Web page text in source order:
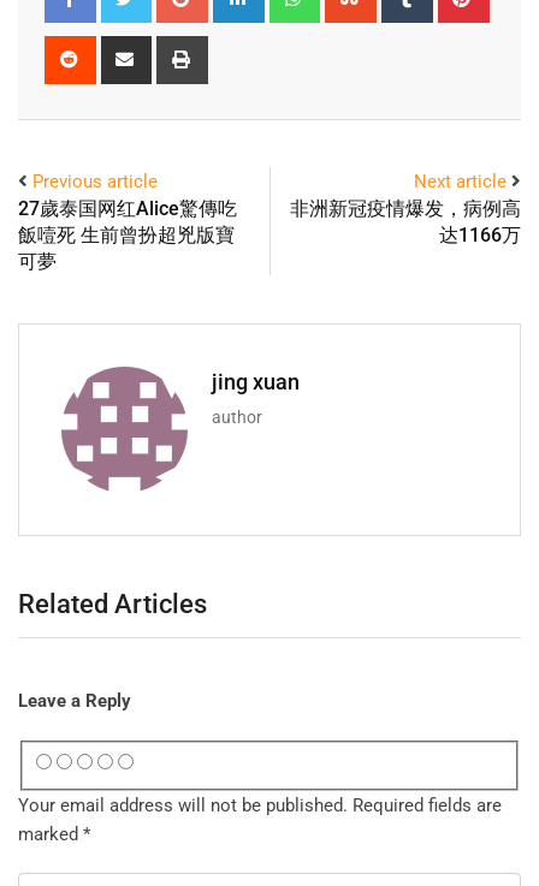
Previous article
27歲泰国网红Alice驚傳吃
飯噎死 生前曾扮超兇版寶
可夢
Next article
非洲新冠疫情爆发，病例高
达1166万
jing xuan
author
Related Articles
Leave a Reply
Your email address will not be published. Required fields are
marked *